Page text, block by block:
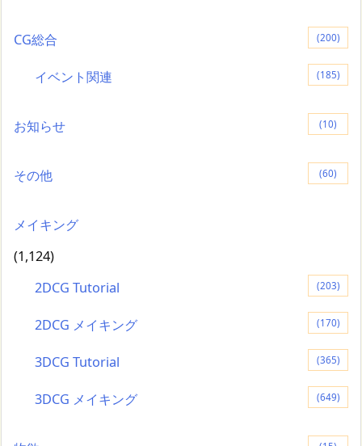
CG総合 (200)
イベント関連 (185)
お知らせ (10)
その他 (60)
メイキング
(1,124)
2DCG Tutorial
(203)
2DCG メイキング (170)
3DCG Tutorial (365)
3DCG メイキング (649)